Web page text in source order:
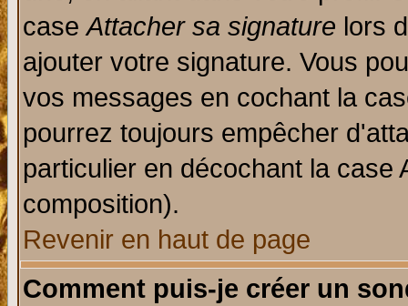
caseAttacher sa signature lors
ajouter votre signature. Vous
vos messages en cochant la
pourrez toujours empêcher
particulier en décochant la
composition).
Revenir en haut de page
Comment puis-je créer un